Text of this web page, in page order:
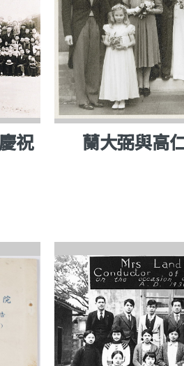
祝
蘭大弼與高